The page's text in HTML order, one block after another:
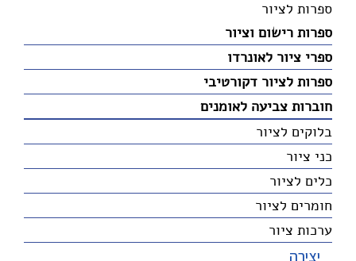
ספרות לציור
ספרות רישום וציור
ספרי ציור לאונרדו
ספרות לציור דקורטיבי
חוברות צביעה לאומנים
בלוקים לציור
כני ציור
כלים לציור
חומרים לציור
ערכות ציור
יצירה